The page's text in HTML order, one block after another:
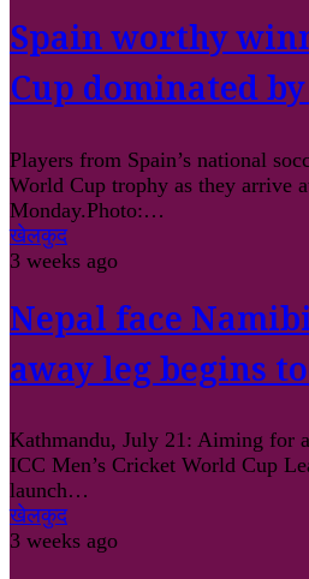
Spain worthy
Cup dominated
Players from Spain’s national
World Cup trophy as they arrive
Monday.Photo:…
खेलकुद
3 weeks ago
Nepal face
away leg begins
Kathmandu, July 21: Aiming for
ICC Men’s Cricket World Cup
launch…
खेलकुद
3 weeks ago